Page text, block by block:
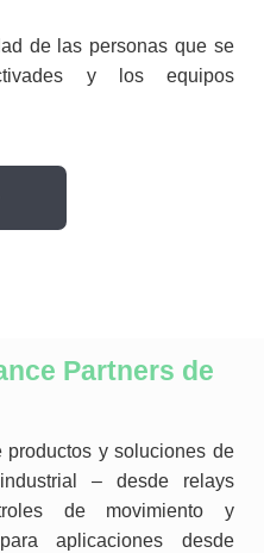
de las personas que se
y los equipos
Partners de
y soluciones de
– desde relays
de movimiento y
aplicaciones desde